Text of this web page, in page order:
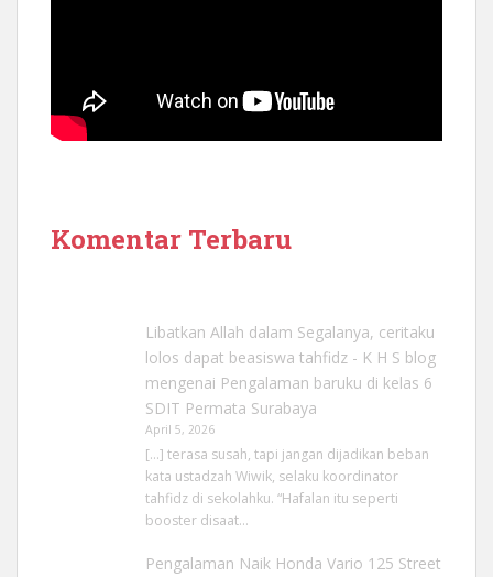
Komentar Terbaru
Libatkan Allah dalam Segalanya, ceritaku
lolos dapat beasiswa tahfidz - K H S blog
mengenai Pengalaman baruku di kelas 6
SDIT Permata Surabaya
April 5, 2026
[…] terasa susah, tapi jangan dijadikan beban
kata ustadzah Wiwik, selaku koordinator
tahfidz di sekolahku. “Hafalan itu seperti
booster disaat…
Pengalaman Naik Honda Vario 125 Street